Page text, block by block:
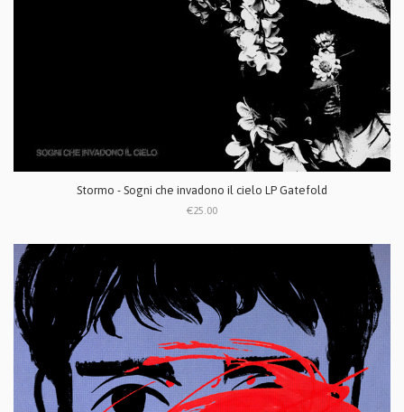
Stormo - Sogni che invadono il cielo LP Gatefold
€25.00